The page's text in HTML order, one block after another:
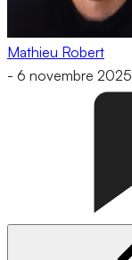
Mathieu Robert
- 6 novembre 2025